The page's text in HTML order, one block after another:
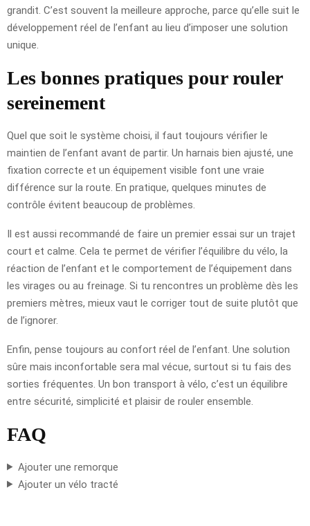
grandit. C’est souvent la meilleure approche, parce qu’elle suit le
développement réel de l’enfant au lieu d’imposer une solution
unique.
Les bonnes pratiques pour rouler
sereinement
Quel que soit le système choisi, il faut toujours vérifier le
maintien de l’enfant avant de partir. Un harnais bien ajusté, une
fixation correcte et un équipement visible font une vraie
différence sur la route. En pratique, quelques minutes de
contrôle évitent beaucoup de problèmes.
Il est aussi recommandé de faire un premier essai sur un trajet
court et calme. Cela te permet de vérifier l’équilibre du vélo, la
réaction de l’enfant et le comportement de l’équipement dans
les virages ou au freinage. Si tu rencontres un problème dès les
premiers mètres, mieux vaut le corriger tout de suite plutôt que
de l’ignorer.
Enfin, pense toujours au confort réel de l’enfant. Une solution
sûre mais inconfortable sera mal vécue, surtout si tu fais des
sorties fréquentes. Un bon transport à vélo, c’est un équilibre
entre sécurité, simplicité et plaisir de rouler ensemble.
FAQ
Ajouter une remorque
Ajouter un vélo tracté